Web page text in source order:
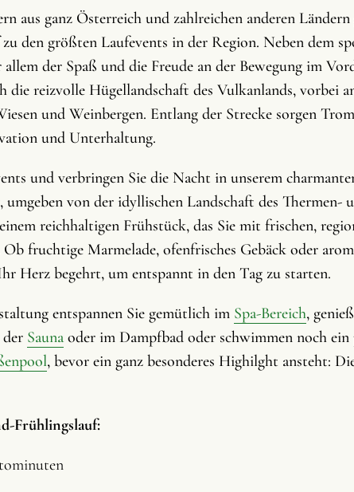
aus ganz Österreich und zahlreichen anderen
den größten Laufevents in der Region. Neben dem
der Spaß und die Freude an der Bewegung im
die reizvolle Hügellandschaft des Vulkanlands, vorbei
und Weinbergen. Entlang der Strecke sorgen
und Unterhaltung.
und verbringen Sie die Nacht in unserem
umgeben von der idyllischen Landschaft des Thermen-
reichhaltigen Frühstück, das Sie mit frischen,
fruchtige Marmelade, ofenfrisches Gebäck oder
Herz begehrt, um entspannt in den Tag zu starten.
entspannen Sie gemütlich im Spa-Bereich,
Sauna oder im Dampfbad oder schwimmen noch
, bevor ein ganz besonderes Highilght ansteht:
Frühlingslauf: